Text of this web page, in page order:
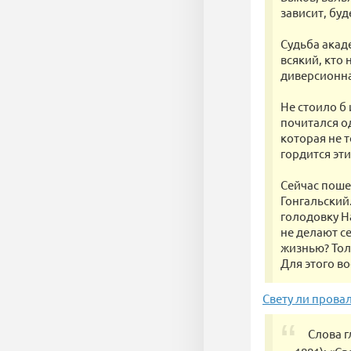
зависит,
Судьба
всякий, кто
Не стоило б
почитался
которая не
гордится
Сейчас
голодовку
не делают
жизнью?
Для этого
Свету ли
Слова